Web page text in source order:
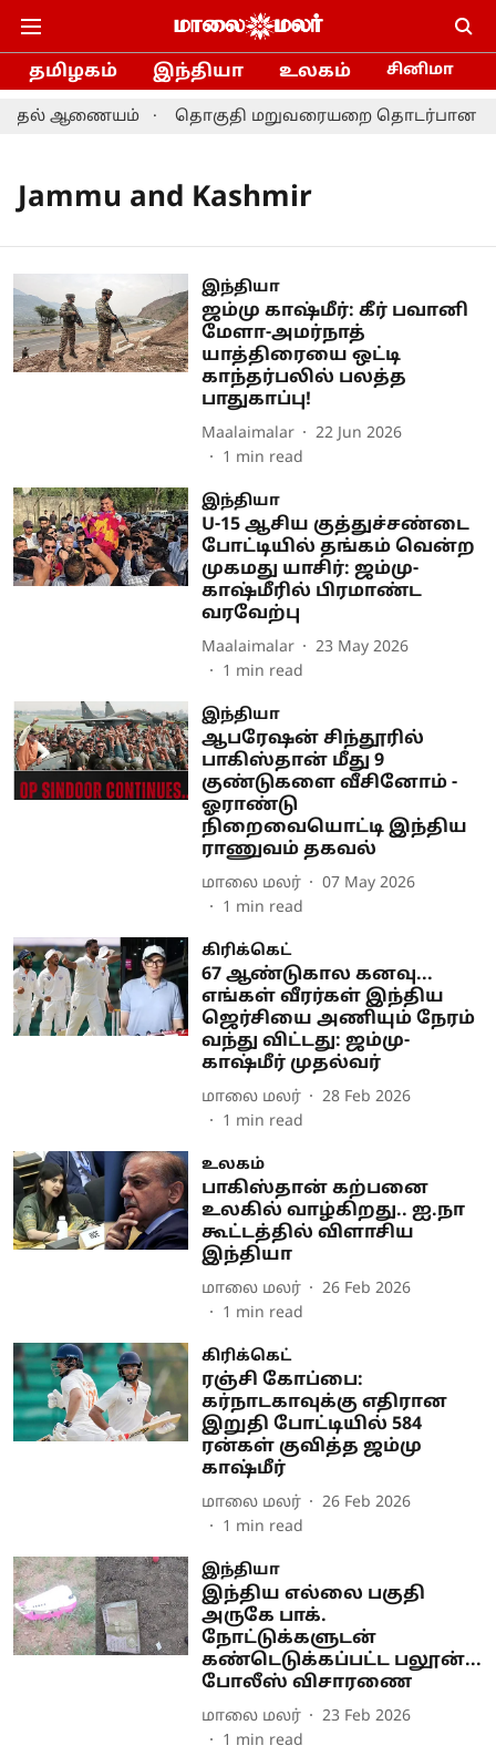
தமிழகம் இந்தியா உலகம் சினிமா
ஆணையம் தொகுதி மறுவரையறை தொடர்பான
Jammu and Kashmir
இந்தியா
ஜம்மு காஷ்மீர்: கீர் பவானி
மேளா-அமர்நாத்
யாத்திரையை ஒட்டி
காந்தர்பலில் பலத்த
பாதுகாப்பு!
Maalaimalar
22 Jun 2026
1 min read
இந்தியா
U-15 ஆசிய குத்துச்சண்டை
போட்டியில் தங்கம் வென்ற
முகமது யாசிர்: ஜம்மு-
காஷ்மீரில் பிரமாண்ட
வரவேற்பு
Maalaimalar
23 May 2026
1 min read
இந்தியா
ஆபரேஷன் சிந்தூரில்
பாகிஸ்தான் மீது 9
குண்டுகளை வீசினோம் -
ஓராண்டு
நிறைவையொட்டி இந்திய
ராணுவம் தகவல்
மாலை மலர்
07 May 2026
1 min read
கிரிக்கெட்
67 ஆண்டுகால கனவு...
எங்கள் வீரர்கள் இந்திய
ஜெர்சியை அணியும் நேரம்
வந்து விட்டது: ஜம்மு-
காஷ்மீர் முதல்வர்
மாலை மலர்
28 Feb 2026
1 min read
உலகம்
பாகிஸ்தான் கற்பனை
உலகில் வாழ்கிறது.. ஐ.நா
கூட்டத்தில் விளாசிய
இந்தியா
மாலை மலர்
26 Feb 2026
1 min read
கிரிக்கெட்
ரஞ்சி கோப்பை:
கர்நாடகாவுக்கு எதிரான
இறுதி போட்டியில் 584
ரன்கள் குவித்த ஜம்மு
காஷ்மீர்
மாலை மலர்
26 Feb 2026
1 min read
இந்தியா
இந்திய எல்லை பகுதி
அருகே பாக்.
நோட்டுக்களுடன்
கண்டெடுக்கப்பட்ட பலூன்...
போலீஸ் விசாரணை
மாலை மலர்
23 Feb 2026
1 min read